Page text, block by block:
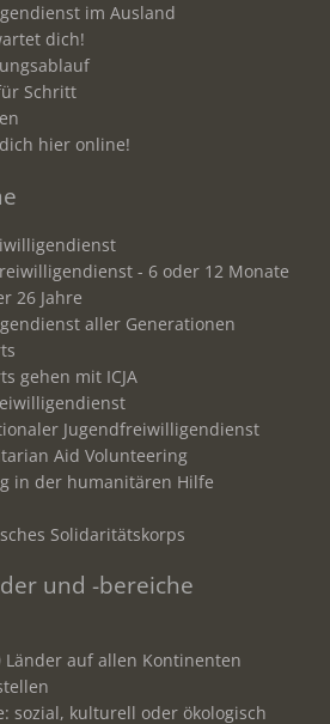
im Ausland
dich!
Schritt
hier online!
- 6 oder 12 Monate
26 Jahre
aller Generationen
gehen mit ICJA
Jugendfreiwilligendienst
Aid Volunteering
in der humanitären Hilfe
Solidaritätskorps
und -bereiche
Länder auf allen Kontinenten
sozial, kulturell oder ökologisch